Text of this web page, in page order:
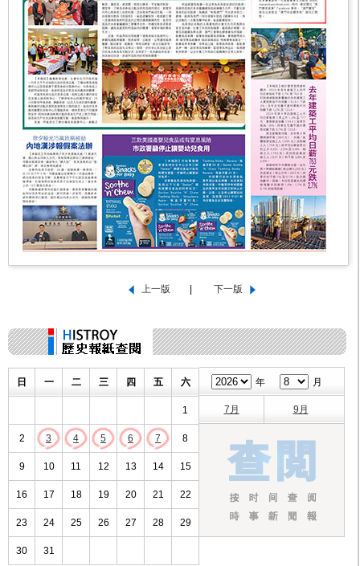
日 一 二 三 四 五 六
1
2 3 4 5 6 7 8
9 10 11 12 13 14 15
16 17 18 19 20 21 22
23 24 25 26 27 28 29
30 31
年 月
7月 9月